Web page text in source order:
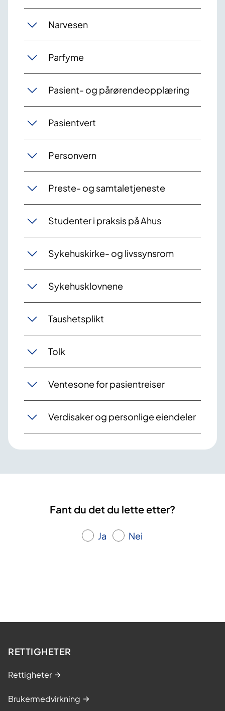
Narvesen
Parfyme
Pasient- og pårørendeopplæring
Pasientvert
Personvern
Preste- og samtaletjeneste
Studenter i praksis på Ahus
Sykehuskirke- og livssynsrom
Sykehusklovnene
Taushetsplikt
Tolk
Ventesone for pasientreiser
Verdisaker og personlige eiendeler
Fant du det du lette etter?
Ja Nei
RETTIGHETER
Rettigheter
Brukermedvirkning